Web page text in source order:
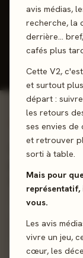
avis médias,
recherche, la
derrière…
cafés plus
Cette V2,
et surtout
départ :
les retours
ses envies de
et retrouver
sorti à table.
Mais pour
représentatif,
vous.
Les avis
vivre un jeu,
cœur, les
J'ai joué
Donner
01 - LE JEU
Votre objectif
de tours pour
Sortie